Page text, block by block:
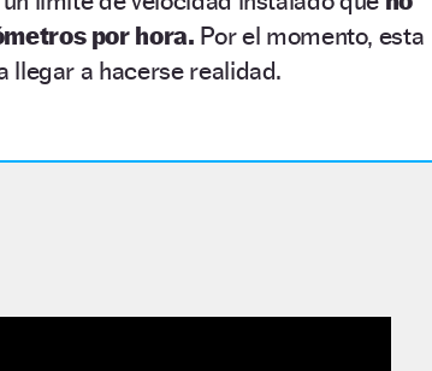
por hora. Por el momento, esta
llegar a hacerse realidad.